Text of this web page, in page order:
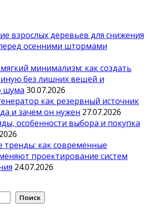
взрослых деревьев для снижения
осенними штормами
минимализм: как создать
без лишних вещей и
шума 30.07.2026
как резервный источник
и зачем он нужен 27.07.2026
особенности выбора и покупка
как современные
проектирование систем
24.07.2026
Поиск